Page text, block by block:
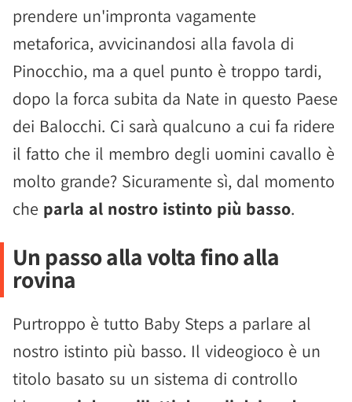
prendere un'impronta vagamente
metaforica, avvicinandosi alla favola di
Pinocchio, ma a quel punto è troppo tardi,
dopo la forca subita da Nate in questo Paese
dei Balocchi. Ci sarà qualcuno a cui fa ridere
il fatto che il membro degli uomini cavallo è
molto grande? Sicuramente sì, dal momento
che parla al nostro istinto più basso.
Un passo alla volta fino alla
rovina
Purtroppo è tutto Baby Steps a parlare al
nostro istinto più basso. Il videogioco è un
titolo basato su un sistema di controllo